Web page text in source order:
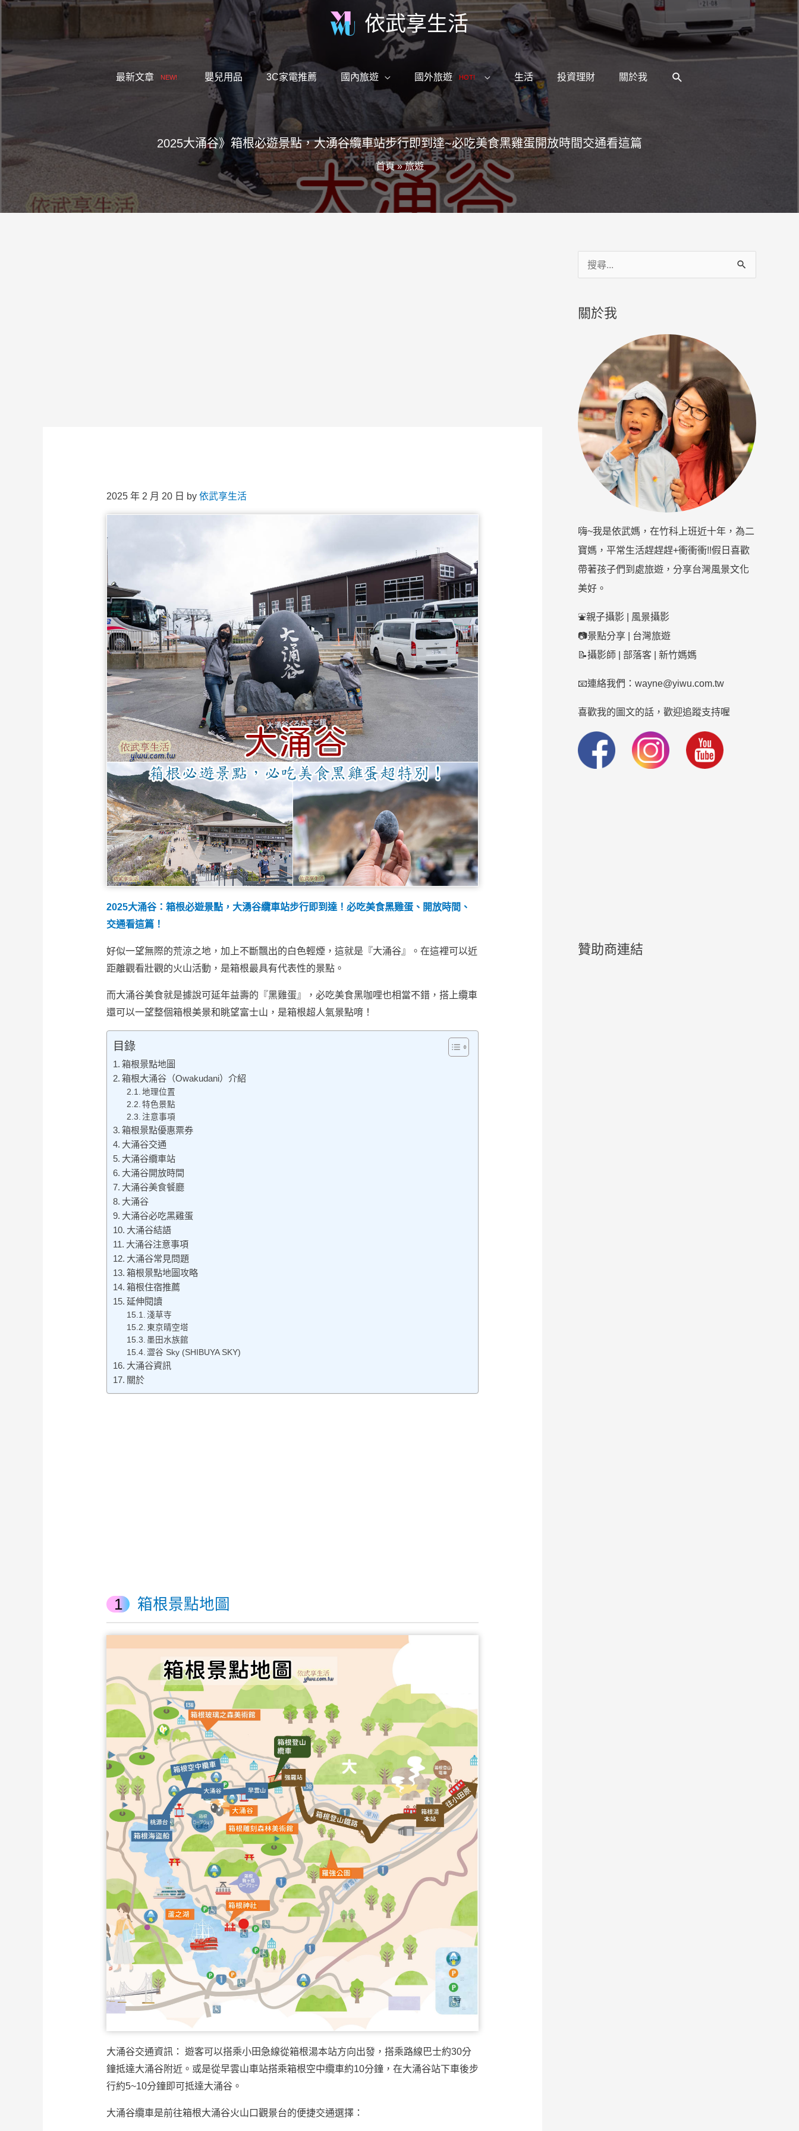
跳
主
內
依武享生活
最新文章 NEW! 嬰兒用品 3C家電推薦 國內旅遊 國外旅遊 HOT! 生活 投資理財 關於我
搜
2025大涌谷》箱根必遊景點，大湧谷纜車站步行即到達~必吃美食黑雞蛋開放時間交通看這篇
首頁»旅遊
2025 年 2 月 20 日 by 依武享生活
2025大涌谷：箱根必遊景點，大湧谷纜車站步行即到達！必吃美食黑雞蛋、開放時間、
交通看這篇！
好似一望無際的荒涼之地，加上不斷飄出的白色輕煙，這就是『大涌谷』。在這裡可以近
距離觀看壯觀的火山活動，是箱根最具有代表性的景點。
而大涌谷美食就是據說可延年益壽的『黑雞蛋』，必吃美食黑咖哩也相當不錯，搭上纜車
還可以一望整個箱根美景和眺望富士山，是箱根超人氣景點唷！
目錄
箱根景點地圖
箱根大涌谷（Owakudani）介紹
地理位置
特色景點
注意事項
箱根景點優惠票券
大涌谷交通
大涌谷纜車站
大涌谷開放時間
大涌谷美食餐廳
大涌谷
大涌谷必吃黑雞蛋
大涌谷結語
大涌谷注意事項
大涌谷常見問題
箱根景點地圖攻略
箱根住宿推薦
延伸閱讀
淺草寺
東京晴空塔
墨田水族館
澀谷 Sky (SHIBUYA SKY)
大涌谷資訊
關於
箱根景點地圖
大涌谷交通資訊： 遊客可以搭乘小田急線從箱根湯本站方向出發，搭乘路線巴士約30分
鐘抵達大涌谷附近。或是從早雲山車站搭乘箱根空中纜車約10分鐘，在大涌谷站下車後步
行約5~10分鐘即可抵達大涌谷。
大涌谷纜車是前往箱根大涌谷火山口觀景台的便捷交通選擇：
尋
鍵
關於我
嗨~我是依武媽，在竹科上班近十年，為二
寶媽，平常生活趕趕趕+衝衝衝!!假日喜歡
帶著孩子們到處旅遊，分享台灣風景文化
美好。
⛲親子攝影 | 風景攝影
📷景點分享 | 台灣旅遊
📝攝影師 | 部落客 | 新竹媽媽
📧連絡我們：wayne@yiwu.com.tw
喜歡我的圖文的話，歡迎追蹤支持喔
贊助商連結